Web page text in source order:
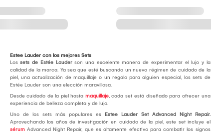
Estee Lauder con los mejores Sets
Lossets de Estée Lauderson una excelente manera de experimentar el lujo y la
calidad de la marca. Ya sea que esté buscando un nuevo régimen de cuidado de la
piel, una actualización de maquillaje o un regalo para alguien especial, los sets de
Estée Lauder son una elección maravillosa.
Desde cuidado de la piel hasta maquillaje, cada set está diseñado para ofrecer una
experiencia de belleza completa y de lujo.
Uno de los sets más populares es
Estee Lauder Set Advanced Night Repair.
Aprovechando los años de investigación en cuidado de la piel, este set incluye el
sérumAdvanced Night Repair, que es altamente efectivo para combatir los signos